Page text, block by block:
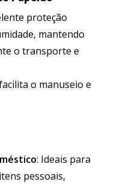
proteção
mantendo
o transporte e
o manuseio e
: Ideais para
pessoais,